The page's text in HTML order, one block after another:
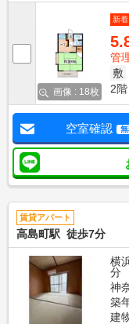
画像 : 18枚
新着
管
敷
2階
空室確認
賃貸アパート
高島町駅 徒歩7分
横
分
神
築
建